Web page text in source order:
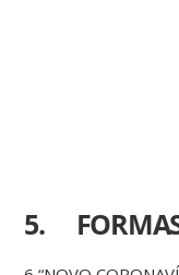
5. FORMAS